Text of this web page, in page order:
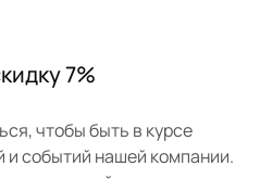
7%
чтобы быть в курсе
и событий нашей компании.